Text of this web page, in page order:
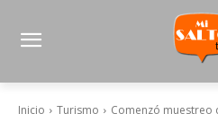
Inicio Turismo Comenzó muestreo